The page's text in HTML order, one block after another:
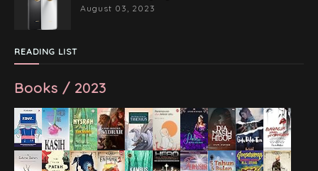
August 03, 2023
READING LIST
Books / 2023